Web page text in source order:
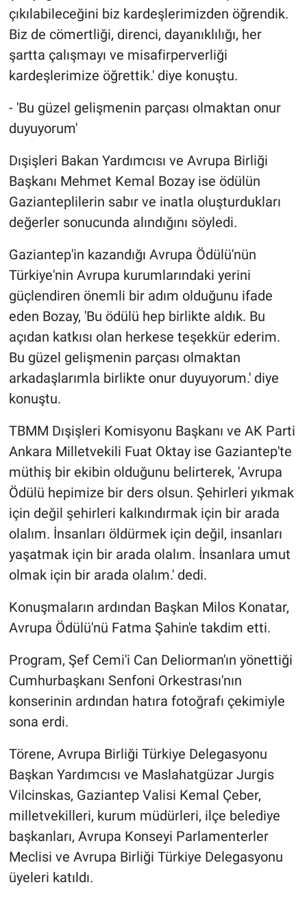
çıkılabileceğini biz kardeşlerimizden öğrendik.
Biz de cömertliği, direnci, dayanıklılığı, her
şartta çalışmayı ve misafirperverliği
kardeşlerimize öğrettik.' diye konuştu.
- 'Bu güzel gelişmenin parçası olmaktan onur
duyuyorum'
Dışişleri Bakan Yardımcısı ve Avrupa Birliği
Başkanı Mehmet Kemal Bozay ise ödülün
Gazianteplilerin sabır ve inatla oluşturdukları
değerler sonucunda alındığını söyledi.
Gaziantep'in kazandığı Avrupa Ödülü'nün
Türkiye'nin Avrupa kurumlarındaki yerini
güçlendiren önemli bir adım olduğunu ifade
eden Bozay, 'Bu ödülü hep birlikte aldık. Bu
açıdan katkısı olan herkese teşekkür ederim.
Bu güzel gelişmenin parçası olmaktan
arkadaşlarımla birlikte onur duyuyorum.' diye
konuştu.
TBMM Dışişleri Komisyonu Başkanı ve AK Parti
Ankara Milletvekili Fuat Oktay ise Gaziantep'te
müthiş bir ekibin olduğunu belirterek, 'Avrupa
Ödülü hepimize bir ders olsun. Şehirleri yıkmak
için değil şehirleri kalkındırmak için bir arada
olalım. İnsanları öldürmek için değil, insanları
yaşatmak için bir arada olalım. İnsanlara umut
olmak için bir arada olalım.' dedi.
Konuşmaların ardından Başkan Milos Konatar,
Avrupa Ödülü'nü Fatma Şahin'e takdim etti.
Program, Şef Cemi'i Can Deliorman'ın yönettiği
Cumhurbaşkanı Senfoni Orkestrası'nın
konserinin ardından hatıra fotoğrafı çekimiyle
sona erdi.
Törene, Avrupa Birliği Türkiye Delegasyonu
Başkan Yardımcısı ve Maslahatgüzar Jurgis
Vilcinskas, Gaziantep Valisi Kemal Çeber,
milletvekilleri, kurum müdürleri, ilçe belediye
başkanları, Avrupa Konseyi Parlamenterler
Meclisi ve Avrupa Birliği Türkiye Delegasyonu
üyeleri katıldı.